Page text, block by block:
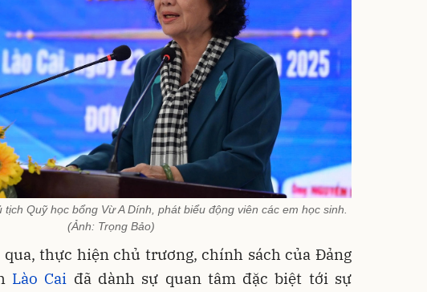
Quỹ học bổng Vừ A Dính, phát biểu động viên các em học sinh.
(Ảnh: Trọng Bảo)
thực hiện chủ trương, chính sách của Đảng
Lào Cai đã dành sự quan tâm đặc biệt tới sự